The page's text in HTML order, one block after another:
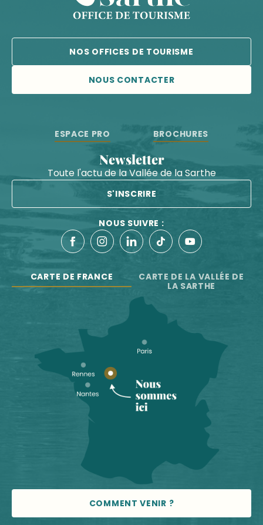
NOS OFFICES DE TOURISME
NOUS CONTACTER
ESPACE PRO BROCHURES
Newsletter
Toute l'actu de la Vallée de la Sarthe
S'INSCRIRE
NOUS SUIVRE :
CARTE DE FRANCE
CARTE DE LA VALLÉE DE
LA SARTHE
COMMENT VENIR ?